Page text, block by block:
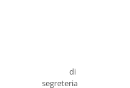
di
segreteria